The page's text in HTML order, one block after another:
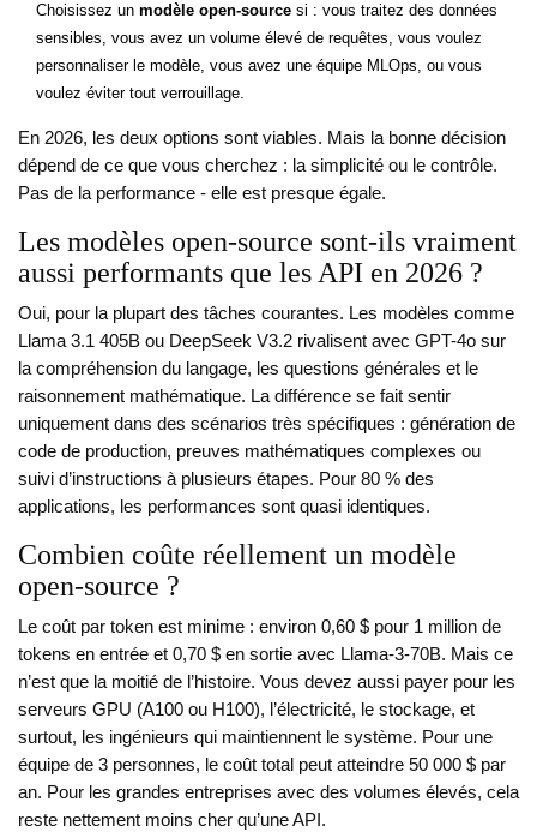
Choisissez un modèle open-source si : vous traitez des données
sensibles, vous avez un volume élevé de requêtes, vous voulez
personnaliser le modèle, vous avez une équipe MLOps, ou vous
voulez éviter tout verrouillage.
En 2026, les deux options sont viables. Mais la bonne décision
dépend de ce que vous cherchez : la simplicité ou le contrôle.
Pas de la performance - elle est presque égale.
Les modèles open-source sont-ils vraiment
aussi performants que les API en 2026 ?
Oui, pour la plupart des tâches courantes. Les modèles comme
Llama 3.1 405B ou DeepSeek V3.2 rivalisent avec GPT-4o sur
la compréhension du langage, les questions générales et le
raisonnement mathématique. La différence se fait sentir
uniquement dans des scénarios très spécifiques : génération de
code de production, preuves mathématiques complexes ou
suivi d’instructions à plusieurs étapes. Pour 80 % des
applications, les performances sont quasi identiques.
Combien coûte réellement un modèle
open-source ?
Le coût par token est minime : environ 0,60 $ pour 1 million de
tokens en entrée et 0,70 $ en sortie avec Llama-3-70B. Mais ce
n’est que la moitié de l’histoire. Vous devez aussi payer pour les
serveurs GPU (A100 ou H100), l’électricité, le stockage, et
surtout, les ingénieurs qui maintiennent le système. Pour une
équipe de 3 personnes, le coût total peut atteindre 50 000 $ par
an. Pour les grandes entreprises avec des volumes élevés, cela
reste nettement moins cher qu’une API.